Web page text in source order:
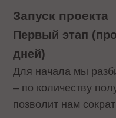
Запуск проекта
Первый этап
дней)
Для начала мы
– по количеству
позволит нам